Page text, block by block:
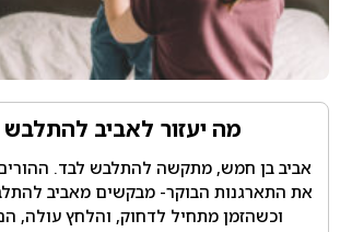
מה יעזור לאביב
אביב בן חמש, מתקשה להתלבש לבד.
את התארגנות הבוקר- מבקשים מאביב
וכשהזמן מתחיל לדחוק, והלחץ עולה,